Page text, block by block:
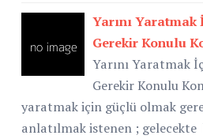
Yarını
Gerekir Konulu
Yarını Yaratmak
Gerekir Konulu
yaratmak için güçlü olmak
anlatılmak istenen ;